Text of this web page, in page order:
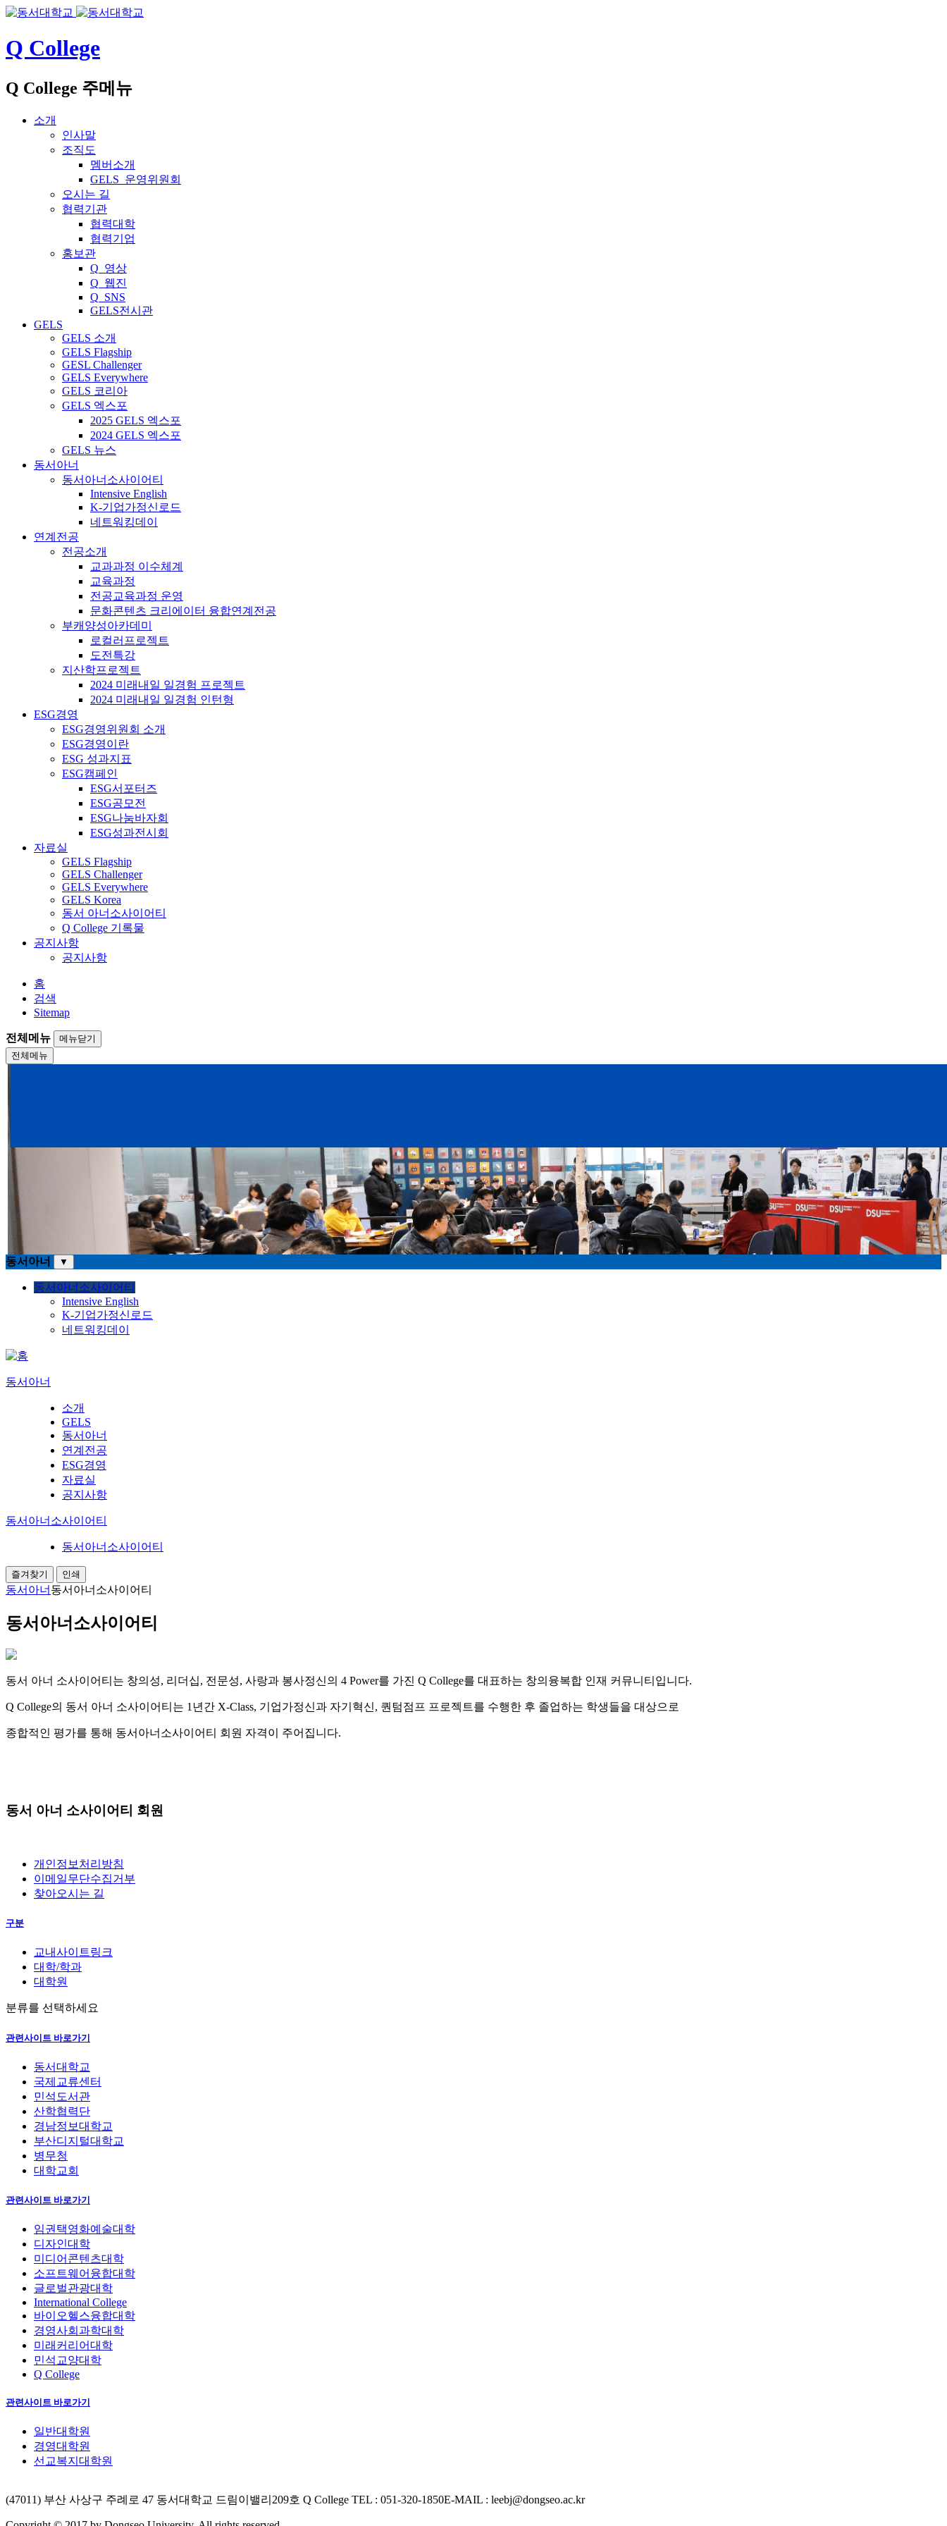
Q College
Q College 주메뉴
소개
인사말
조직도
멤버소개
GELS_운영위원회
오시는 길
협력기관
협력대학
협력기업
홍보관
Q_영상
Q_웹진
Q_SNS
GELS전시관
GELS
GELS 소개
GELS Flagship
GESL Challenger
GELS Everywhere
GELS 코리아
GELS 엑스포
2025 GELS 엑스포
2024 GELS 엑스포
GELS 뉴스
동서아너
동서아너소사이어티
Intensive English
K-기업가정신로드
네트워킹데이
연계전공
전공소개
교과과정 이수체계
교육과정
전공교육과정 운영
문화콘텐츠 크리에이터 융합연계전공
부캐양성아카데미
로컬러프로젝트
도전특강
지산학프로젝트
2024 미래내일 일경험 프로젝트
2024 미래내일 일경험 인턴형
ESG경영
ESG경영위원회 소개
ESG경영이란
ESG 성과지표
ESG캠페인
ESG서포터즈
ESG공모전
ESG나눔바자회
ESG성과전시회
자료실
GELS Flagship
GELS Challenger
GELS Everywhere
GELS Korea
동서 아너소사이어티
Q College 기록물
공지사항
공지사항
홈
검색
Sitemap
전체메뉴
메뉴닫기
전체메뉴
동서아너 ▼
동서아너소사이어티
Intensive English
K-기업가정신로드
네트워킹데이
동서아너
소개
GELS
동서아너
연계전공
ESG경영
자료실
공지사항
동서아너소사이어티
동서아너소사이어티
즐겨찾기 인쇄
동서아너 동서아너소사이어티
동서아너소사이어티
동서 아너 소사이어티는 창의성, 리더십, 전문성, 사랑과 봉사정신의 4 Power를 가진 Q College를 대표하는 창의융복합 인재 커뮤니티입니다.
Q College의 동서 아너 소사이어티는 1년간 X-Class, 기업가정신과 자기혁신, 퀀텀점프 프로젝트를 수행한 후 졸업하는 학생들을 대상으로
종합적인 평가를 통해 동서아너소사이어티 회원 자격이 주어집니다.
동서 아너 소사이어티 회원
개인정보처리방침
이메일무단수집거부
찾아오시는 길
구분
교내사이트링크
대학/학과
대학원
분류를 선택하세요
관련사이트 바로가기
동서대학교
국제교류센터
민석도서관
산학협력단
경남정보대학교
부산디지털대학교
병무청
대학교회
관련사이트 바로가기
임권택영화예술대학
디자인대학
미디어콘텐츠대학
소프트웨어융합대학
글로벌관광대학
International College
바이오헬스융합대학
경영사회과학대학
미래커리어대학
민석교양대학
Q College
관련사이트 바로가기
일반대학원
경영대학원
선교복지대학원
(47011) 부산 사상구 주례로 47 동서대학교 드림이밸리209호 Q College TEL : 051-320-1850E-MAIL : leebj@dongseo.ac.kr